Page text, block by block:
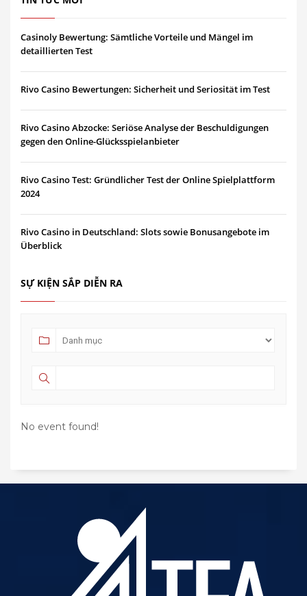
Casinoly Bewertung: Sämtliche Vorteile und Mängel im
detaillierten Test
Rivo Casino Bewertungen: Sicherheit und Seriosität im Test
Rivo Casino Abzocke: Seriöse Analyse der Beschuldigungen
gegen den Online-Glücksspielanbieter
Rivo Casino Test: Gründlicher Test der Online Spielplattform
2024
Rivo Casino in Deutschland: Slots sowie Bonusangebote im
Überblick
SỰ KIỆN SẮP DIỄN RA
No event found!